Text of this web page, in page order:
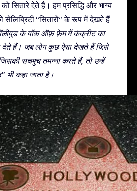
सितारे देते हैं। हम प्रसिद्धि और भाग्य
सेलिब्रिटी “सितारों” के रूप में देखते हैं
के वॉक ऑफ़ फ़ेममें कंक्रीट का
देते हैं। जब लोग कुछ ऐसा देखते हैं जिसे
सचमुच तमन्ना करते हैं, तो उन्हें
भी कहा जाता है।